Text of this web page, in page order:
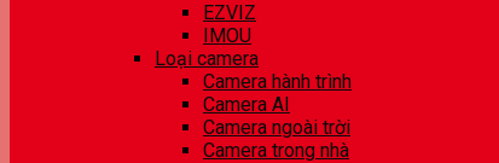
EZVIZ
IMOU
Loại camera
Camera hành trình
Camera AI
Camera ngoài trời
Camera trong nhà